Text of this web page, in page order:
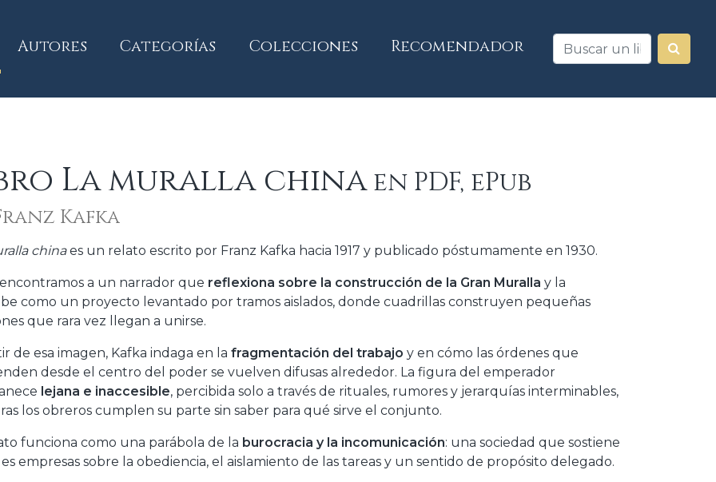
Autores Categorías Colecciones Recomendador
La muralla chinaen PDF, ePub
Kafka
chinaes un relato escrito por Franz Kafka hacia 1917 y publicado póstumamente en 1930.
a un narrador que reflexiona sobre la construcción de la Gran Muralla y la
como un proyecto levantado por tramos aislados, donde cuadrillas construyen pequeñas
que rara vez llegan a unirse.
de esa imagen, Kafka indaga en la fragmentación del trabajo y en cómo las órdenes que
desde el centro del poder se vuelven difusas alrededor. La figura del emperador
lejana e inaccesible, percibida solo a través de rituales, rumores y jerarquías interminables,
los obreros cumplen su parte sin saber para qué sirve el conjunto.
funciona como una parábola de la burocracia y la incomunicación: una sociedad que sostiene
empresas sobre la obediencia, el aislamiento de las tareas y un sentido de propósito delegado.